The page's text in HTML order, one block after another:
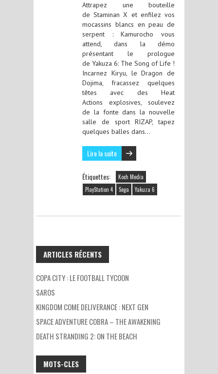
Attrapez une bouteille
de Staminan X et enfilez vos
mocassins blancs en peau de
serpent : Kamurocho vous
attend, dans la démo
présentant le prologue
de Yakuza 6: The Song of Life !
Incarnez Kiryu, le Dragon de
Dojima, fracassez quelques
têtes avec des Heat
Actions explosives, soulevez
de la fonte dans la nouvelle
salle de sport RIZAP, tapez
quelques balles dans…
Lire la suite
Étiquettes:
Koch Media
PlayStation 4
Sega Yakuza 6
ARTICLES RÉCENTS
COPA CITY : LE FOOTBALL TYCOON
SAROS
KINGDOM COME DELIVERANCE : NEXT GEN
SPACE ADVENTURE COBRA – THE AWAKENING
DEATH STRANDING 2: ON THE BEACH
MOTS-CLES